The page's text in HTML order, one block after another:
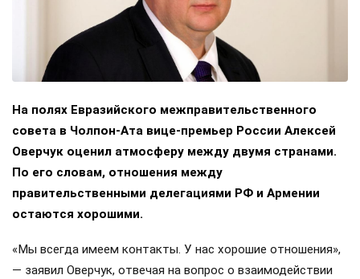
На полях Евразийского межправительственного
совета в Чолпон-Ата вице-премьер России Алексей
Оверчук оценил атмосферу между двумя странами.
По его словам, отношения между
правительственными делегациями РФ и Армении
остаются хорошими.
«Мы всегда имеем контакты. У нас хорошие отношения»,
— заявил Оверчук, отвечая на вопрос о взаимодействии